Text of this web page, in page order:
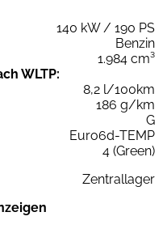
140 kW / 190 PS
Benzin
1.984 cm³
WLTP:
8,2 l/100km
186 g/km
G
Euro6d-TEMP
4 (Green)
Zentrallager